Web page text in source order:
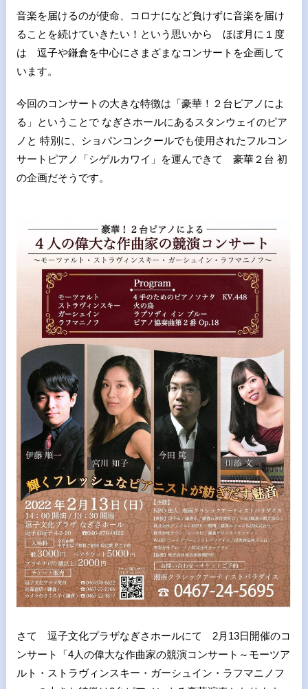
音楽を届けるのが使命、コロナになど負けずに音楽を届け
ることを続けていきたい！という思いから ほぼ月に１度
は 逗子や鎌倉を中心にさまざまなコンサートを企画して
います。
今回のコンサートの大きな特徴は「豪華！２台ピアノによ
る」ということで なぎさホールにあるスタンウェイのピア
ノと 特別に、ショパンコンクールでも使用されたフルコン
サートピアノ「シゲルカワイ」を運んできて 豪華２台 初
の企画だそうです。
さて 逗子文化プラザなぎさホールにて 2月13日開催のコ
ンサート「4人の偉大な作曲家の競演コンサート～モーツア
ルト・ストラヴィンスキー・ガーシュイン・ラフマニノフ